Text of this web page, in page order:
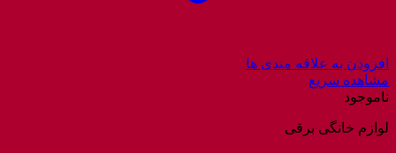
افزودن به علاقه مندی ها
مشاهده سریع
ناموجود
لوازم خانگی برقی